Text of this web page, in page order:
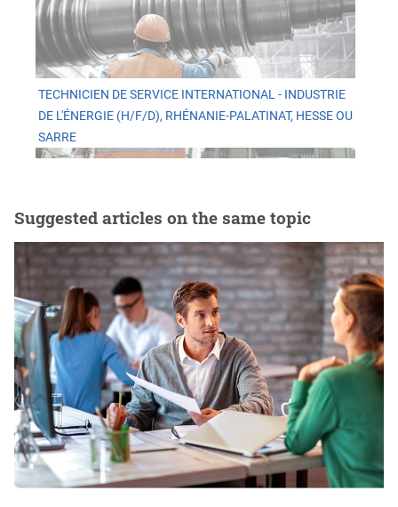
TECHNICIEN DE SERVICE INTERNATIONAL - INDUSTRIE
DE L'ÉNERGIE (H/F/D), RHÉNANIE-PALATINAT, HESSE OU
SARRE
Suggested articles on the same topic